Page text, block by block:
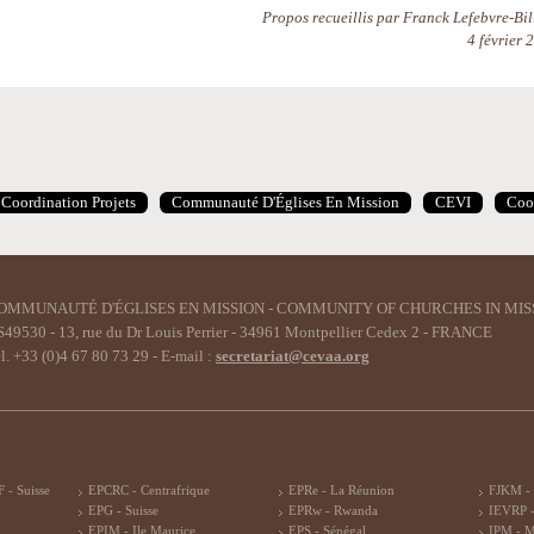
Propos recueillis par Franck Lefebvre-
4 février
Coordination Projets Communauté D'Églises En Mission CEVI
D'ÉGLISES EN MISSION - COMMUNITY OF CHURCHES IN
- 13, rue du Dr Louis Perrier - 34961 Montpellier Cedex 2 - FRANCE
+33 (0)4 67 80 73 29 - E-mail : secretariat@cevaa.org
- Suisse
EPCRC - Centrafrique
EPG - Suisse
EPIM - Ile Maurice
EPRe - La Réunion
EPRw - Rwanda
EPS - Sénégal
FJKM -
IEVRP
IPM -